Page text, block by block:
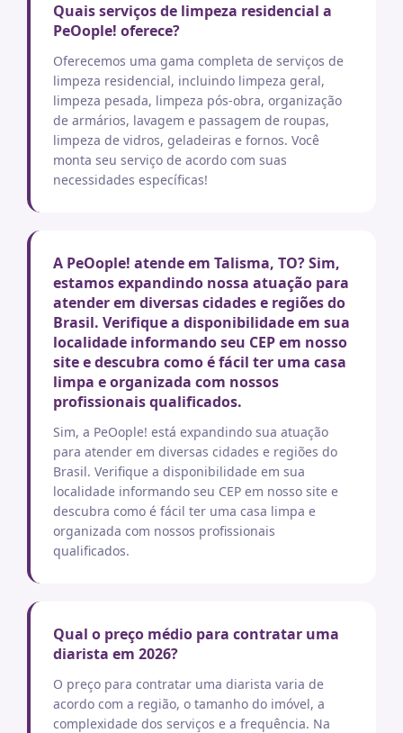
Quais serviços de limpeza residencial a
PeOople! oferece?
Oferecemos uma gama completa de serviços de
limpeza residencial, incluindo limpeza geral,
limpeza pesada, limpeza pós-obra, organização
de armários, lavagem e passagem de roupas,
limpeza de vidros, geladeiras e fornos. Você
monta seu serviço de acordo com suas
necessidades específicas!
A PeOople! atende em Talisma, TO? Sim,
estamos expandindo nossa atuação para
atender em diversas cidades e regiões do
Brasil. Verifique a disponibilidade em sua
localidade informando seu CEP em nosso
site e descubra como é fácil ter uma casa
limpa e organizada com nossos
profissionais qualificados.
Sim, a PeOople! está expandindo sua atuação
para atender em diversas cidades e regiões do
Brasil. Verifique a disponibilidade em sua
localidade informando seu CEP em nosso site e
descubra como é fácil ter uma casa limpa e
organizada com nossos profissionais
qualificados.
Qual o preço médio para contratar uma
diarista em 2026?
O preço para contratar uma diarista varia de
acordo com a região, o tamanho do imóvel, a
complexidade dos serviços e a frequência. Na